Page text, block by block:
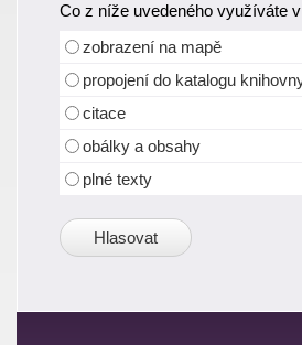
Co z níže uvedeného využíváte
zobrazení na mapě
propojení do katalogu
citace
obálky a obsahy
plné texty